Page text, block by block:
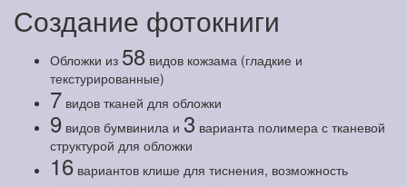
Создание фотокниги
Обложки из 58 видов кожзама (гладкие и
текстурированные)
7 видов тканей для обложки
9 видов бумвинила и 3 варианта полимера с тканевой
структурой для обложки
16 вариантов клише для тиснения, возможность